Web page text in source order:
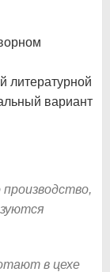
литературной
вариант
производство,
в цехе